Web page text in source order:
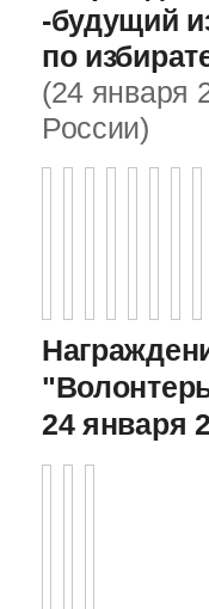
-будущий
по
(24 января
России)
24 января